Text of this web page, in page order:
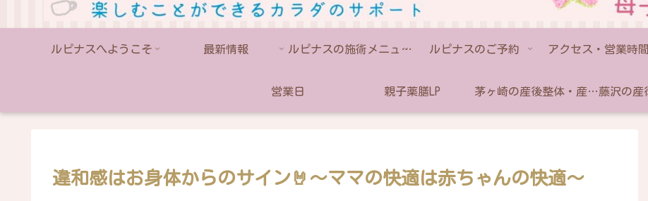
ルピナスへようこそ 最新情報 ルピナスの施術メニュー💫 ルピナスのご予約 アクセス・営業時間
営業日 親子薬膳LP 茅ヶ崎の産後整体・産後骨盤矯正なら助産師のいるルピナス
違和感はお身体からのサイン🤘〜ママの快適は赤ちゃんの快適〜